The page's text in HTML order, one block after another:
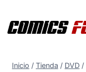
contenido
Inicio / Tienda / DVD /